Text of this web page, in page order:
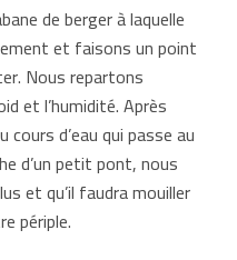
de berger à laquelle
et faisons un point
Nous repartons
et l’humidité. Après
d’eau qui passe au
d’un petit pont, nous
et qu’il faudra mouiller
périple.